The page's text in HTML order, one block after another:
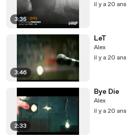
3:35
il y a 20 ans
3:46
LeT
Alex
il y a 20 ans
2:33
Bye Die
Alex
il y a 20 ans